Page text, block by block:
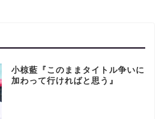
小椋藍『このままタイトル争いに
加わって行ければと思う』